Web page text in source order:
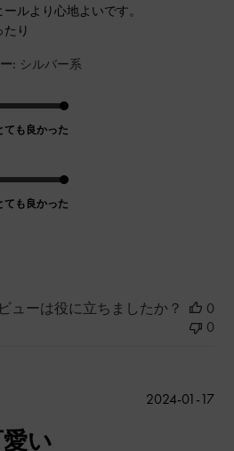
ルより心地よいです。
り
: シルバー系
ても良かった
ても良かった
ューは役に立ちましたか？
0
0
い
公
2024-01-17